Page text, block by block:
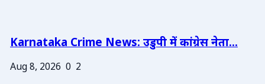
Karnataka Crime News: उडुपी में कांग्रेस नेता...
Aug 8, 2026 0 2